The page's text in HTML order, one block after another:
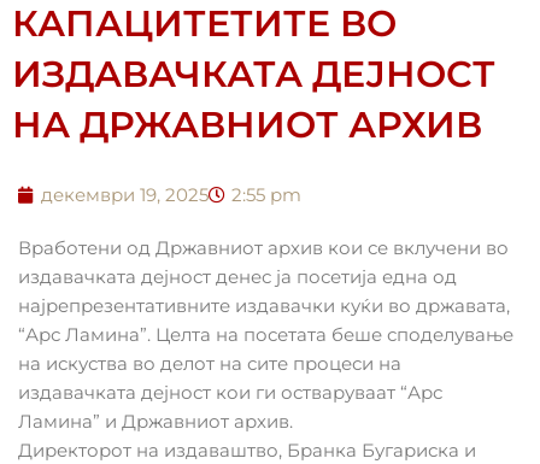
КАПАЦИТЕТИТЕ ВО
ИЗДАВАЧКАТА ДЕЈНОСТ
НА ДРЖАВНИОТ АРХИВ
декември 19, 2025 2:55 pm
Вработени од Државниот архив кои се вклучени во
издавачката дејност денес ја посетија една од
најрепрезентативните издавачки куќи во државата,
“Арс Ламина”. Целта на посетата беше споделување
на искуства во делот на сите процеси на
издавачката дејност кои ги остваруваат “Арс
Ламина” и Државниот архив.
Директорот на издаваштво, Бранка Бугариска и